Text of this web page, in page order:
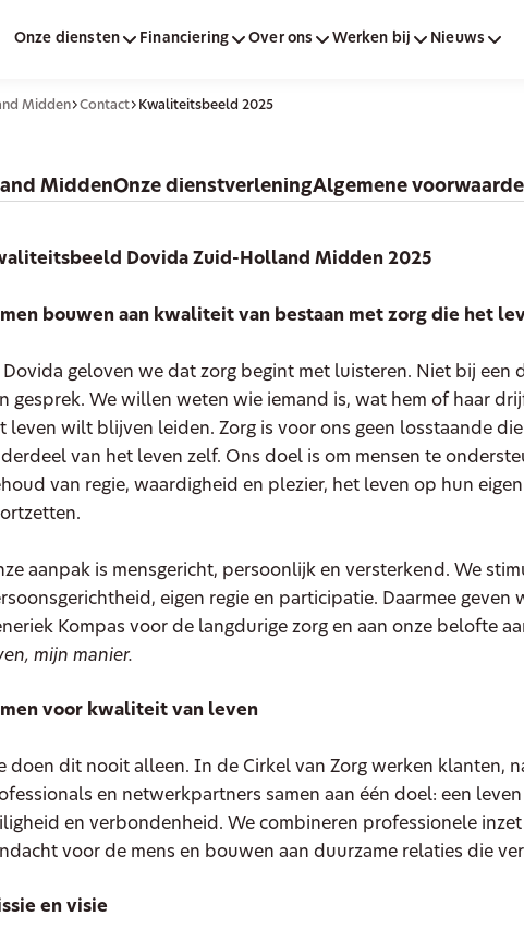
Onze diensten Financiering Over ons Werken bij Nieuws
Midden Contact Kwaliteitsbeeld 2025
MiddenOnze dienstverleningAlgemene
Dovida Zuid-Holland Midden 2025
bouwen aan kwaliteit van bestaan met zorg die het
Dovida geloven we dat zorg begint met luisteren. Niet bij een
gesprek. We willen weten wie iemand is, wat hem of haar
leven wilt blijven leiden. Zorg is voor ons geen losstaande
van het leven zelf. Ons doel is om mensen te
van regie, waardigheid en plezier, het leven op hun
aanpak is mensgericht, persoonlijk en versterkend. We
eigen regie en participatie. Daarmee geven
Kompas voor de langdurige zorg en aan onze belofte
mijn manier.
voor kwaliteit van leven
doen dit nooit alleen. In de Cirkel van Zorg werken klanten,
en netwerkpartners samen aan één doel: een
en verbondenheid. We combineren professionele
voor de mens en bouwen aan duurzame relaties die
en visie